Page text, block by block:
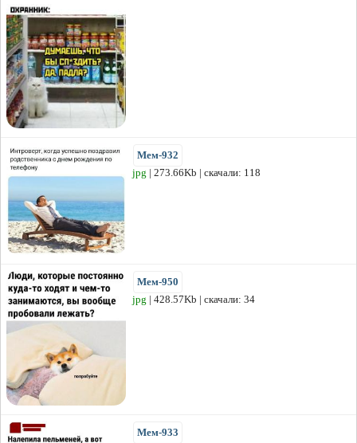
Мем-932
jpg | 273.66Kb | скачали: 118
Мем-950
jpg | 428.57Kb | скачали: 34
Мем-933